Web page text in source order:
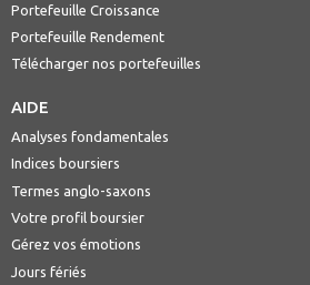
Portefeuille Croissance
Portefeuille Rendement
Télécharger nos portefeuilles
AIDE
Analyses fondamentales
Indices boursiers
Termes anglo-saxons
Votre profil boursier
Gérez vos émotions
Jours fériés